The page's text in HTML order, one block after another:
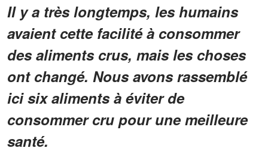
Il y a très longtemps, les humains
avaient cette facilité à consommer
des aliments crus, mais les choses
ont changé. Nous avons rassemblé
ici six aliments à éviter de
consommer cru pour une meilleure
santé.